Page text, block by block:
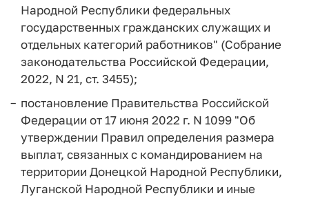
Народной Республики федеральных
государственных гражданских служащих и
отдельных категорий работников" (Собрание
законодательства Российской Федерации,
2022, N 21, ст. 3455);
постановление Правительства Российской
Федерации от 17 июня 2022 г. N 1099 "Об
утверждении Правил определения размера
выплат, связанных с командированием на
территории Донецкой Народной Республики,
Луганской Народной Республики и иные